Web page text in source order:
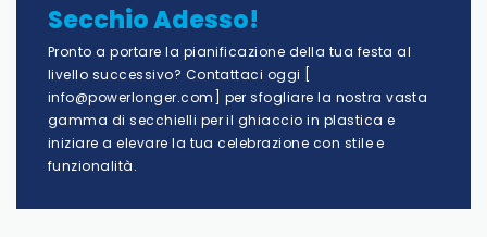
Secchio Adesso!
Pronto a portare la pianificazione della tua festa al
livello successivo? Contattaci oggi [
info@powerlonger.com ] per sfogliare la nostra vasta
gamma di secchielli per il ghiaccio in plastica e
iniziare a elevare la tua celebrazione con stile e
funzionalità.